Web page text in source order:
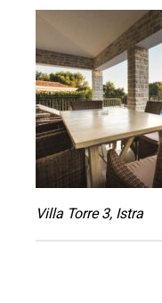
Villa Torre 3, Istra